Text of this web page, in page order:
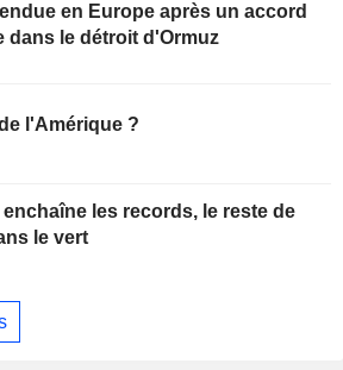
en Europe après un accord
dans le détroit d'Ormuz
l'Amérique ?
enchaîne les records, le reste de
le vert